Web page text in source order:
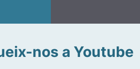
nos a Youtube